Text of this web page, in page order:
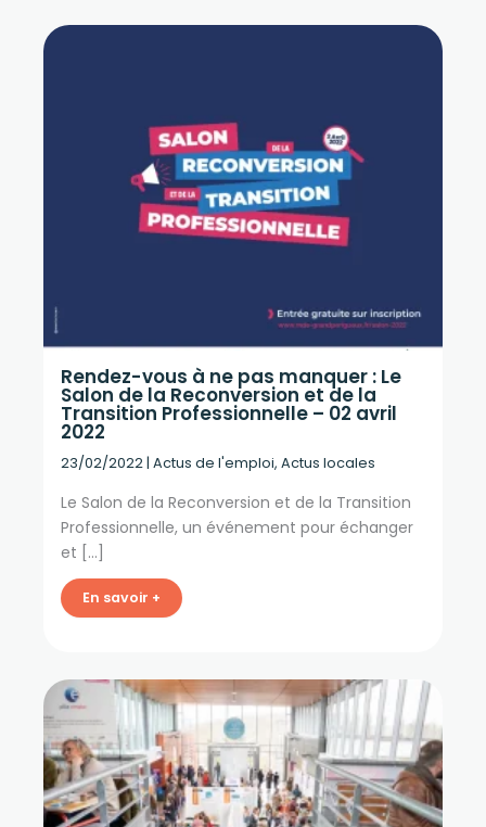
Rendez-vous à ne pas manquer : Le
Salon de la Reconversion et de la
Transition Professionnelle – 02 avril
2022
23/02/2022 | Actus de l'emploi, Actus locales
Le Salon de la Reconversion et de la Transition
Professionnelle, un événement pour échanger
et […]
En savoir +